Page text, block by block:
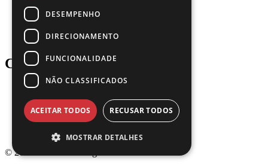
Blog
Downloads
Atualizações
Gartner
Company
Parceiros
Carreiras
Entre em contato
Política de Privacidade
Termos de Uso
© 2026 Dokmee. All rights reserved.
DESEMPENHO
DIRECIONAMENTO
FUNCIONALIDADE
NÃO CLASSIFICADOS
ACEITAR TODOS RECUSAR TODOS
MOSTRAR DETALHES